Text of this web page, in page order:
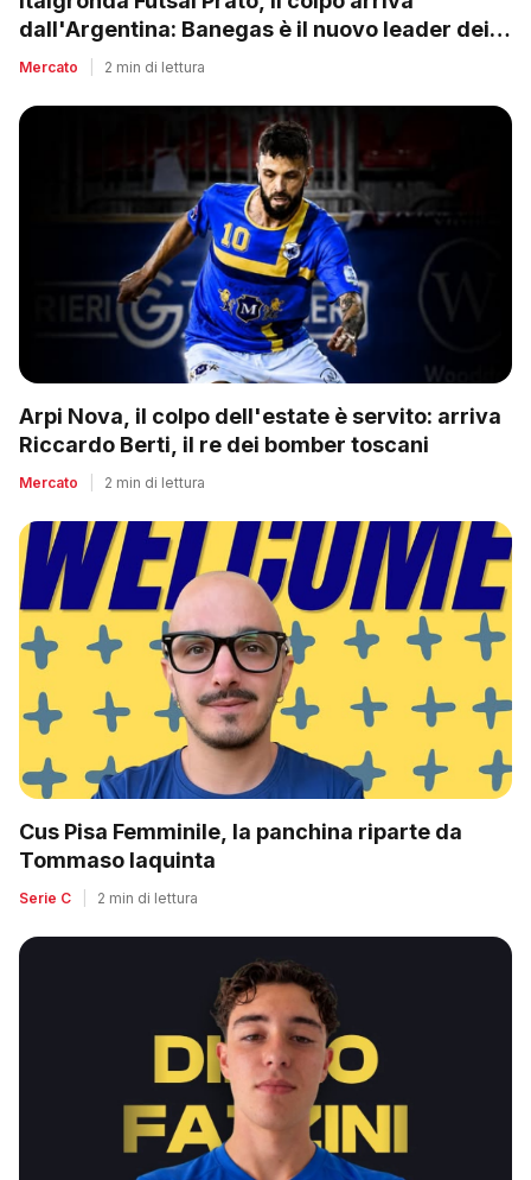
dall'Argentina: Banegas è il nuovo leader dei
biancazzurri
Mercato 2 min di lettura
Arpi Nova, il colpo dell'estate è servito: arriva
Riccardo Berti, il re dei bomber toscani
Mercato 2 min di lettura
Cus Pisa Femminile, la panchina riparte da
Tommaso Iaquinta
Serie C 2 min di lettura